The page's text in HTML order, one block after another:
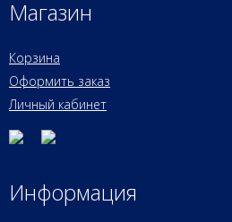
Магазин
Корзина
Оформить заказ
Личный кабинет
Информация